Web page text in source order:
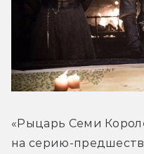
«Рыцарь Семи
на серию-